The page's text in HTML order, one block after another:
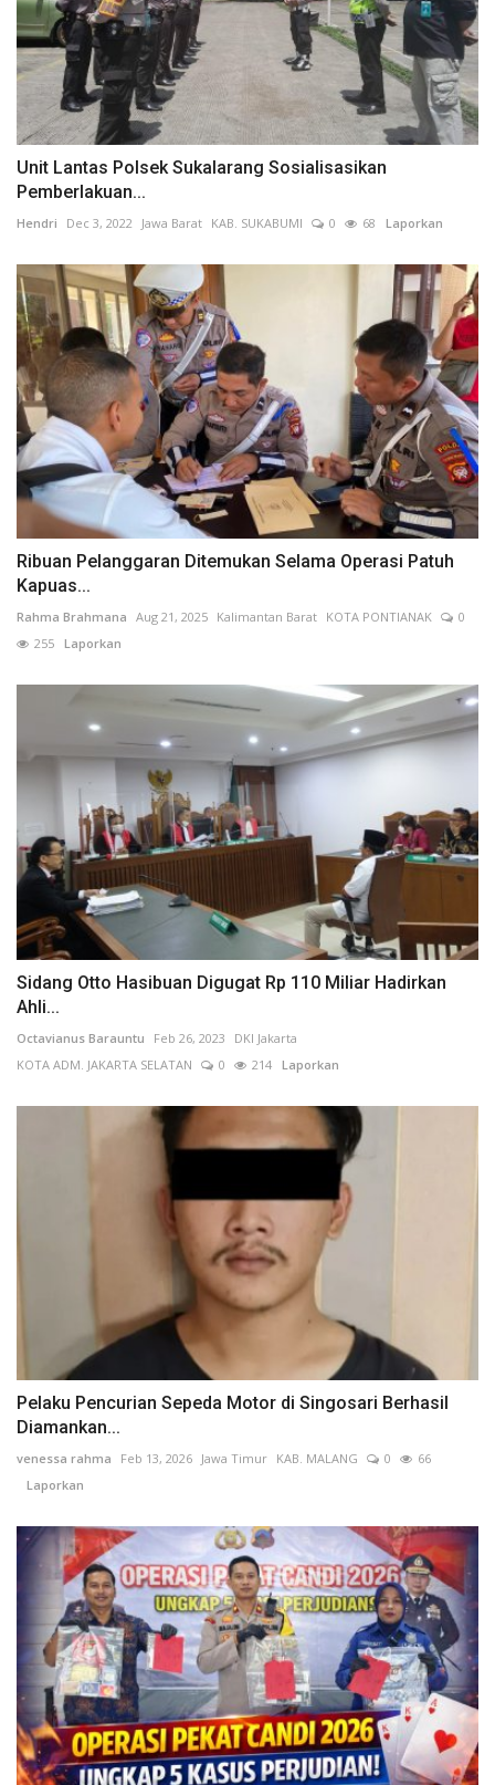
Unit Lantas Polsek Sukalarang Sosialisasikan
Pemberlakuan...
Hendri Dec 3, 2022 Jawa Barat KAB. SUKABUMI 0 68 Laporkan
Ribuan Pelanggaran Ditemukan Selama Operasi Patuh
Kapuas...
Rahma Brahmana Aug 21, 2025 Kalimantan Barat KOTA PONTIANAK
0
255 Laporkan
Sidang Otto Hasibuan Digugat Rp 110 Miliar Hadirkan
Ahli...
Octavianus Barauntu Feb 26, 2023
DKI Jakarta
KOTA ADM. JAKARTA SELATAN
0 214 Laporkan
Pelaku Pencurian Sepeda Motor di Singosari Berhasil
Diamankan...
venessa rahma Feb 13, 2026 Jawa Timur KAB. MALANG 0
66
Laporkan